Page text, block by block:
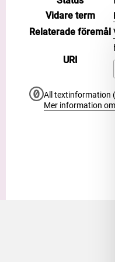
Vidare term
Relaterade föremål
URI
All textinformation
Mer information